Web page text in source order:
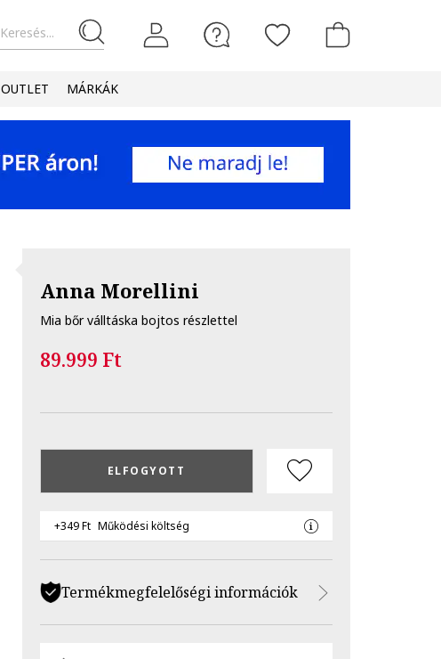
Keresés...
OUTLET MÁRKÁK
Anna Morellini
Mia bőr válltáska bojtos részlettel
89.999 Ft
ELFOGYOTT
+349 Ft Működési költség
Termékmegfelelőségi információk